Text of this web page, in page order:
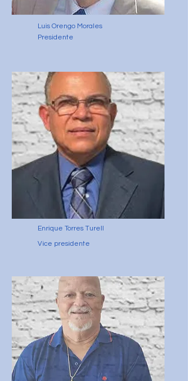
Luis Orengo Morales
Presidente
Enrique Torres Turell
Vice presidente